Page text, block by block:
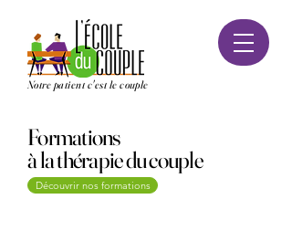
Notre patient c'est le couple
Formations
à la thérapie du couple
Découvrir nos formations